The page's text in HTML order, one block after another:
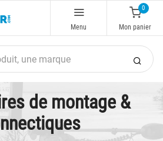
Menu
0
Mon panier
de montage &